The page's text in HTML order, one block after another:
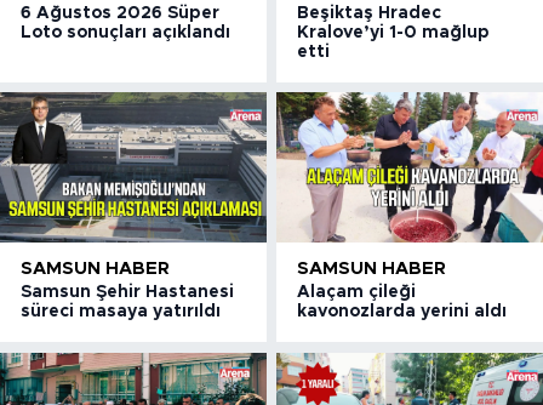
6 Ağustos 2026 Süper
Loto sonuçları açıklandı
Beşiktaş Hradec
Kralove’yi 1-0 mağlup
etti
SAMSUN HABER
Samsun Şehir Hastanesi
süreci masaya yatırıldı
SAMSUN HABER
Alaçam çileği
kavonozlarda yerini aldı